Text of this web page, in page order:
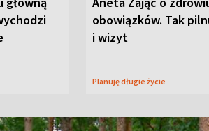
obowiązków. Tak
i wizyt
Planuję długie życie